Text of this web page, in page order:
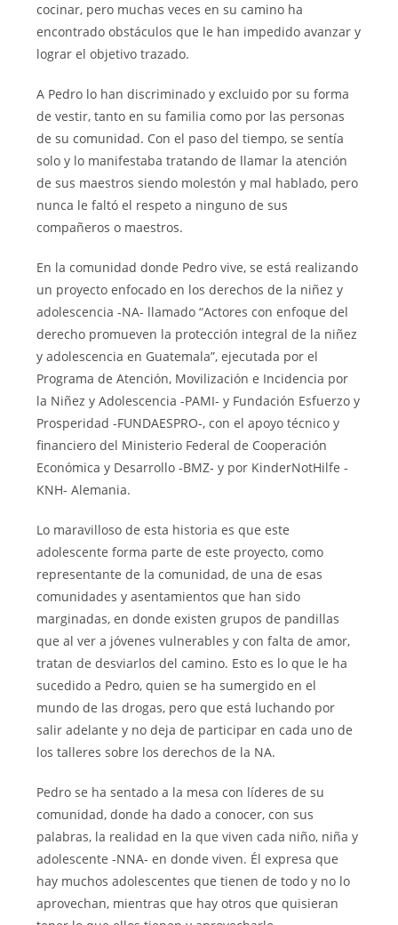
cocinar, pero muchas veces en su camino ha
encontrado obstáculos que le han impedido avanzar y
lograr el objetivo trazado.
A Pedro lo han discriminado y excluido por su forma
de vestir, tanto en su familia como por las personas
de su comunidad. Con el paso del tiempo, se sentía
solo y lo manifestaba tratando de llamar la atención
de sus maestros siendo molestón y mal hablado, pero
nunca le faltó el respeto a ninguno de sus
compañeros o maestros.
En la comunidad donde Pedro vive, se está realizando
un proyecto enfocado en los derechos de la niñez y
adolescencia -NA- llamado “Actores con enfoque del
derecho promueven la protección integral de la niñez
y adolescencia en Guatemala”, ejecutada por el
Programa de Atención, Movilización e Incidencia por
la Niñez y Adolescencia -PAMI- y Fundación Esfuerzo y
Prosperidad -FUNDAESPRO-, con el apoyo técnico y
financiero del Ministerio Federal de Cooperación
Económica y Desarrollo -BMZ- y por KinderNotHilfe -
KNH- Alemania.
Lo maravilloso de esta historia es que este
adolescente forma parte de este proyecto, como
representante de la comunidad, de una de esas
comunidades y asentamientos que han sido
marginadas, en donde existen grupos de pandillas
que al ver a jóvenes vulnerables y con falta de amor,
tratan de desviarlos del camino. Esto es lo que le ha
sucedido a Pedro, quien se ha sumergido en el
mundo de las drogas, pero que está luchando por
salir adelante y no deja de participar en cada uno de
los talleres sobre los derechos de la NA.
Pedro se ha sentado a la mesa con líderes de su
comunidad, donde ha dado a conocer, con sus
palabras, la realidad en la que viven cada niño, niña y
adolescente -NNA- en donde viven. Él expresa que
hay muchos adolescentes que tienen de todo y no lo
aprovechan, mientras que hay otros que quisieran